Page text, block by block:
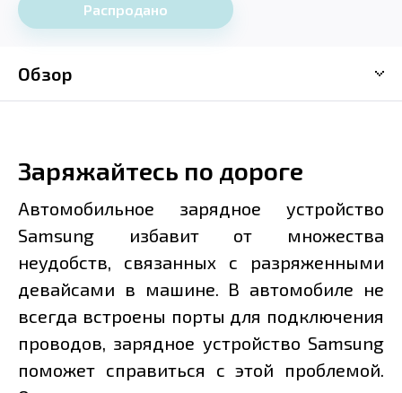
Распродано
Обзор
Заряжайтесь по дороге
Автомобильное зарядное устройство
Samsung избавит от множества
неудобств, связанных с разряженными
девайсами в машине. В автомобиле не
всегда встроены порты для подключения
проводов, зарядное устройство Samsung
поможет справиться с этой проблемой.